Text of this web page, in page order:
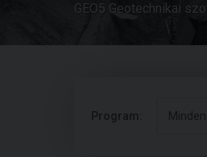
GEO5 Geotechnikai
Program: